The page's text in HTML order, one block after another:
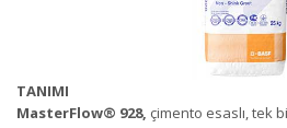
TANIMI
MasterFlow® 928, çimento esaslı, tek